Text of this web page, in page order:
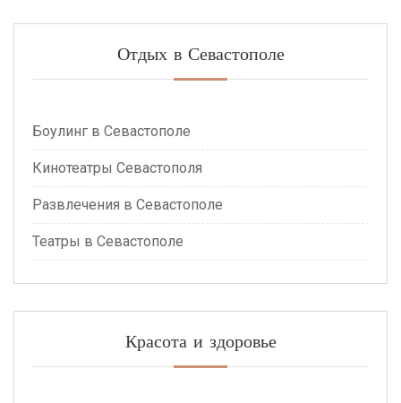
Отдых в Севастополе
Боулинг в Севастополе
Кинотеатры Севастополя
Развлечения в Севастополе
Театры в Севастополе
Красота и здоровье